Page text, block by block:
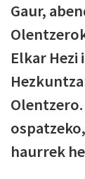
Gaur,
Elkar Hezi
Olentzero.
haurrek